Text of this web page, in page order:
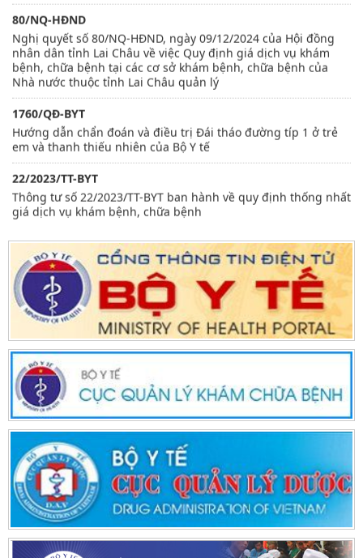
80/NQ-HĐND
Nghị quyết số 80/NQ-HĐND, ngày 09/12/2024 của Hội đồng
nhân dân tỉnh Lai Châu về việc Quy định giá dịch vụ khám
bệnh, chữa bệnh tại các cơ sở khám bệnh, chữa bệnh của
Nhà nước thuộc tỉnh Lai Châu quản lý
1760/QĐ-BYT
Hướng dẫn chẩn đoán và điều trị Đái tháo đường típ 1 ở trẻ
em và thanh thiếu nhiên của Bộ Y tế
22/2023/TT-BYT
Thông tư số 22/2023/TT-BYT ban hành về quy định thống nhất
giá dịch vụ khám bệnh, chữa bệnh
Quyết định 3916/QĐ-BYT, ngày 28/8/2017 của Bộ Y tế về việc
phê duyệt các hướng dẫn kiểm soát nhiễm khuẩn trong các
cơ sở khám bệnh, chữa bệnh
3665/QĐ-BYT
Bộ Y tế ban hành tài liệu Hướng dẫn quy trình kỹ thuật về
Phục hồi chức năng
2959/QĐ-BYT
Hướng dẫn chẩn đoán điều trị Covi-19 ở Trẻ em của Bộ Y tế
2855/QĐ-BYT
Quyết định công bố thủ tục hành chính thay thế trong khám
chữa bệnh quy định tại Nghị định 109/2016/NĐ-CP
2760/QĐ-BYT
Hướng dẫn chẩn đoán điều trị sốt rét Dengue của Bộ Y tế
355/QĐ-BYT